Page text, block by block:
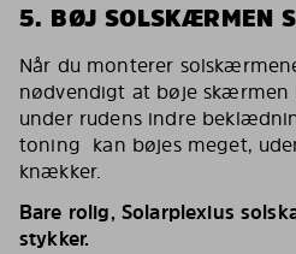
5. BØJ SOLSKÆRMEN
Når du monterer
nødvendigt at bøje
under rudens indre
toning kan bøjes meget,
knækker.
Bare rolig, Solarplexius
stykker.